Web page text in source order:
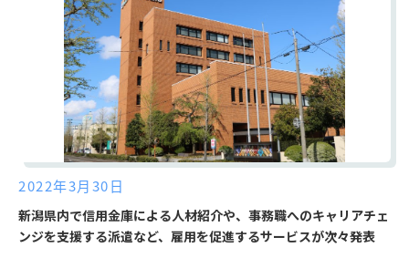
2022年3月30日
新潟県内で信用金庫による人材紹介や、事務職へのキャリアチェ
ンジを支援する派遣など、雇用を促進するサービスが次々発表